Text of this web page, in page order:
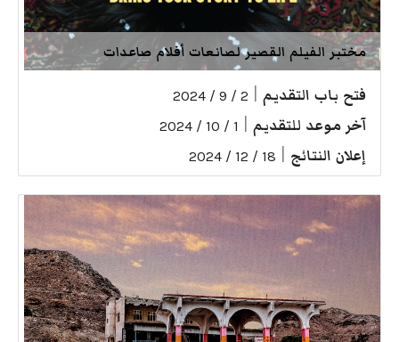
مختبر الفيلم القصير لصانعات أفلام صاعدات
فتح باب التقديم 2 / 9 / 2024
آخر موعد للتقديم 1 / 10 / 2024
إعلان النتائج 18 / 12 / 2024